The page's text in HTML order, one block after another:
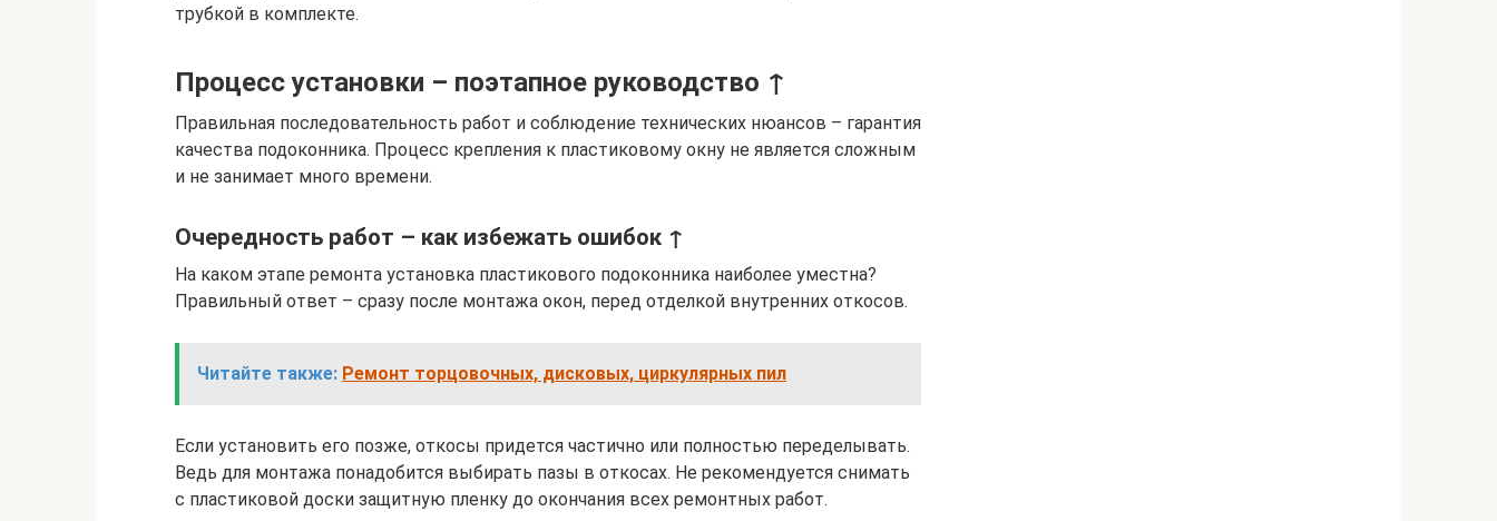
трубкой в комплекте.
Процесс установки – поэтапное руководство ↑
Правильная последовательность работ и соблюдение технических нюансов – гарантия
качества подоконника. Процесс крепления к пластиковому окну не является сложным
и не занимает много времени.
Очередность работ – как избежать ошибок ↑
На каком этапе ремонта установка пластикового подоконника наиболее уместна?
Правильный ответ – сразу после монтажа окон, перед отделкой внутренних откосов.
Читайте также: Ремонт торцовочных, дисковых, циркулярных пил
Если установить его позже, откосы придется частично или полностью переделывать.
Ведь для монтажа понадобится выбирать пазы в откосах. Не рекомендуется снимать
с пластиковой доски защитную пленку до окончания всех ремонтных работ.